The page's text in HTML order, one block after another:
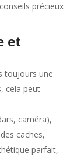
précieux
et
toujours une
cela peut
caméra),
caches,
parfait,